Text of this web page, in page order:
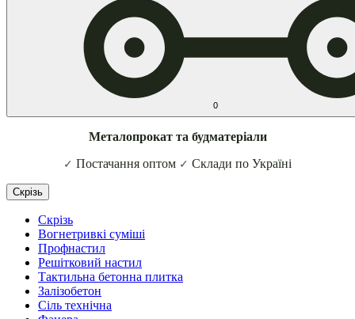
0
Металопрокат та будматеріали
✓ Постачання оптом ✓ Склади по Україні
Скрізь
Скрізь
Вогнетривкі суміші
Профнастил
Решітковий настил
Тактильна бетонна плитка
Залізобетон
Сіль технічна